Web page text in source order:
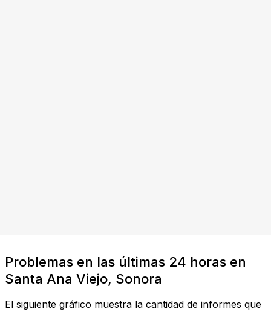
Problemas en las últimas 24 horas en
Santa Ana Viejo, Sonora
El siguiente gráfico muestra la cantidad de informes que